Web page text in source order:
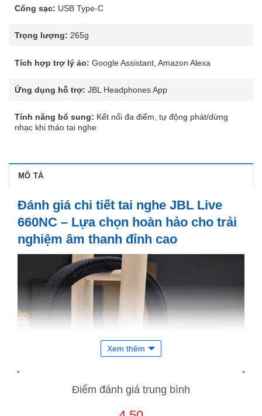
MÔ TẢ
Đánh giá chi tiết tai nghe JBL Live
660NC – Lựa chọn hoàn hảo cho trải
nghiệm âm thanh đỉnh cao
Xem thêm
Điểm đánh giá trung bình
Cổng sạc: USB Type-C
Trọng lượng: 265g
Tích hợp trợ lý ảo: Google Assistant, Amazon Alexa
Ứng dụng hỗ trợ: JBL Headphones App
Tính năng bổ sung: Kết nối đa điểm, tự động phát/dừng
nhạc khi tháo tai nghe